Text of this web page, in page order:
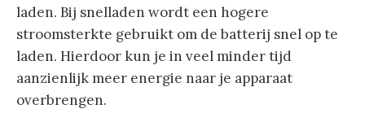
laden. Bij snelladen wordt een hogere
stroomsterkte gebruikt om de batterij snel op te
laden. Hierdoor kun je in veel minder tijd
aanzienlijk meer energie naar je apparaat
overbrengen.